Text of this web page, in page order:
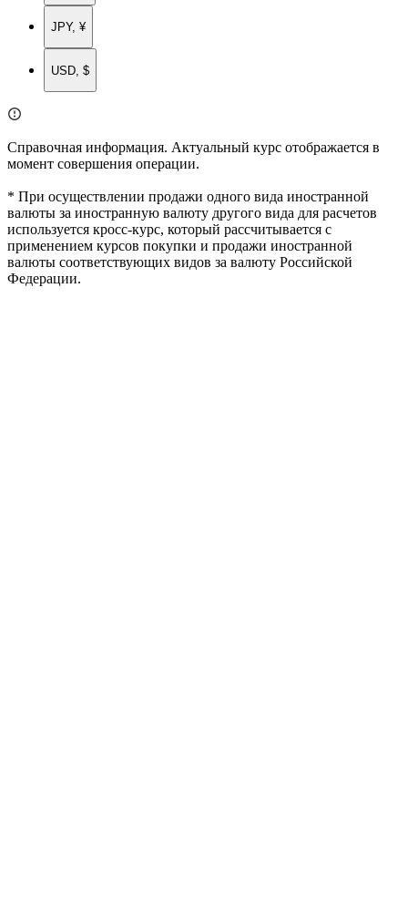
JPY, ¥
USD, $
Справочная информация. Актуальный курс отображается в
момент совершения операции.
* При осуществлении продажи одного вида иностранной
валюты за иностранную валюту другого вида для расчетов
используется кросс-курс, который рассчитывается с
применением курсов покупки и продажи иностранной
валюты соответствующих видов за валюту Российской
Федерации.